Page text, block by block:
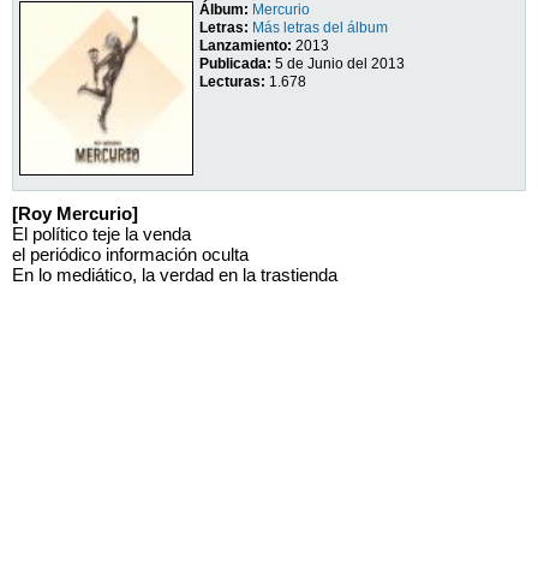
Álbum: Mercurio
Letras: Más letras del álbum
Lanzamiento: 2013
Publicada: 5 de Junio del 2013
Lecturas: 1.678
[Roy Mercurio]
El político teje la venda
el periódico información oculta
En lo mediático, la verdad en la trastienda